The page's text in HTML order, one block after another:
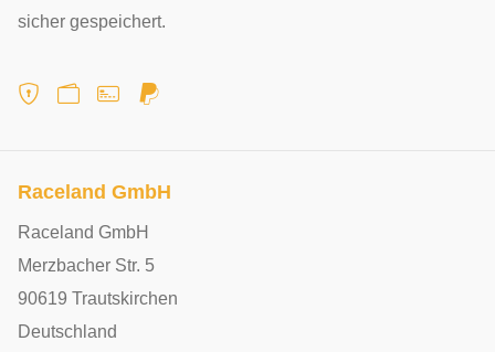
sicher gespeichert.
Raceland GmbH
Raceland GmbH
Merzbacher Str. 5
90619 Trautskirchen
Deutschland